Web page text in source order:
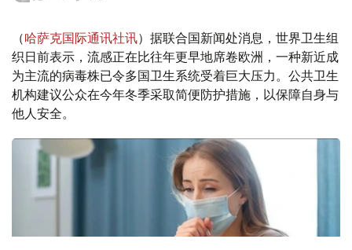
（哈萨克国际通讯社讯）据联合国新闻处消息，世界卫生组
织日前表示，流感正在比往年更早地席卷欧洲，一种新近成
为主流的病毒株已令多国卫生系统受着巨大压力。公共卫生
机构建议公众在今年冬季采取简便防护措施，以保障自身与
他人安全。